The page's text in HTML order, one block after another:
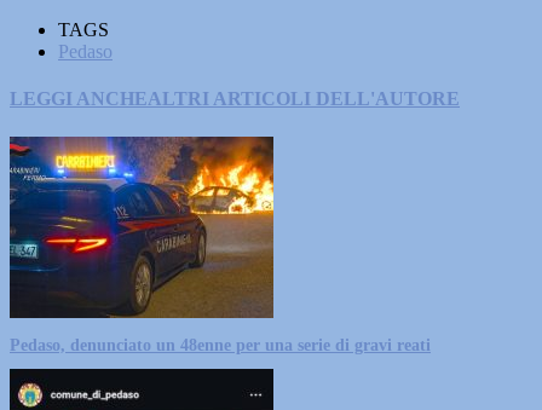
TAGS
Pedaso
LEGGI ANCHEALTRI ARTICOLI DELL'AUTORE
Pedaso, denunciato un 48enne per una serie di gravi reati